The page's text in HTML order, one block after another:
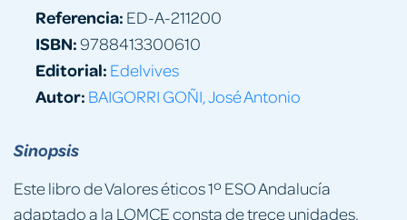
Sinopsis
Este libro de Valores éticos 1º ESO Andalucía
adaptado a la LOMCE consta de trece unidades,
Referencia: ED-A-211200
ISBN:9788413300610
Editorial: Edelvives
Autor: BAIGORRI GOÑI, José Antonio